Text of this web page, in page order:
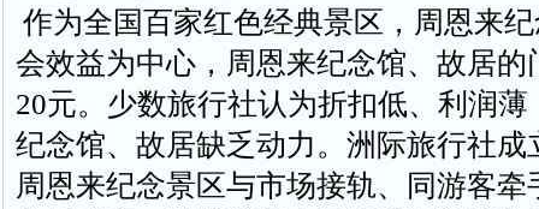
作为全国百家红色经典景区，周恩来
会效益为中心，周恩来纪念馆、故居的
20元。少数旅行社认为折扣低、利润薄
纪念馆、故居缺乏动力。洲际旅行社成
周恩来纪念景区与市场接轨、同游客牵